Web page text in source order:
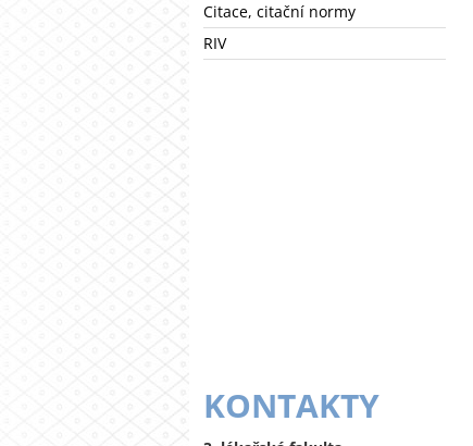
Citace, citační normy
RIV
KONTAKTY